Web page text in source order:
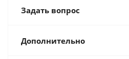
Задать вопрос
Дополнительно